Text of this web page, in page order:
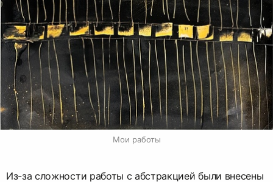
Мои работы
Из-за сложности работы с абстракцией были внесены